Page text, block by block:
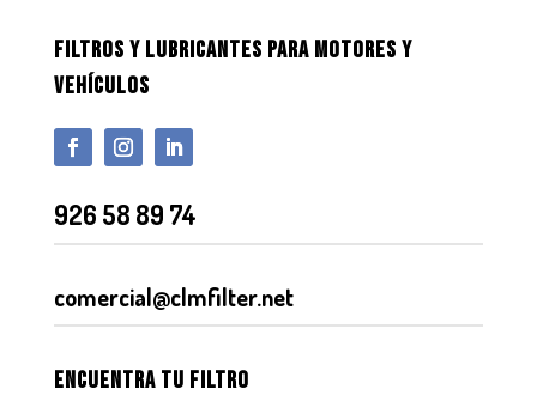
FILTROS Y LUBRICANTES PARA MOTORES Y
VEHÍCULOS
926 58 89 74
comercial@clmfilter.net
Encuentra tu filtro